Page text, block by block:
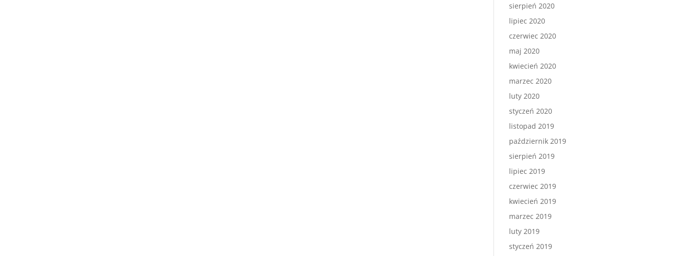
sierpień 2020
lipiec 2020
czerwiec 2020
maj 2020
kwiecień 2020
marzec 2020
luty 2020
styczeń 2020
listopad 2019
październik 2019
sierpień 2019
lipiec 2019
czerwiec 2019
kwiecień 2019
marzec 2019
luty 2019
styczeń 2019